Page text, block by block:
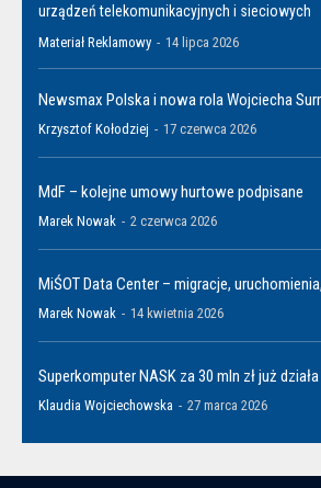
urządzeń telekomunikacyjnych i sieciowych
Materiał Reklamowy - 14 lipca 2026
Newsmax Polska i nowa rola Wojciecha
Krzysztof Kołodziej - 17 czerwca 2026
MdF – kolejne umowy hurtowe podpisane
Marek Nowak - 2 czerwca 2026
MiŚOT Data Center – migracje,
Marek Nowak - 14 kwietnia 2026
Superkomputer NASK za 30 mln zł już działa
Klaudia Wojciechowska - 27 marca 2026